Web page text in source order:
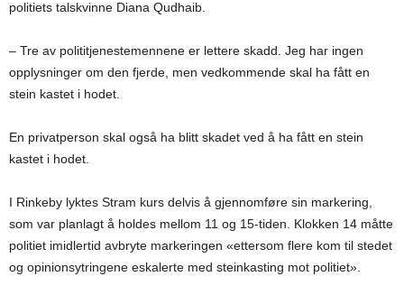
politiets talskvinne Diana Qudhaib.
– Tre av polititjenestemennene er lettere skadd. Jeg har ingen
opplysninger om den fjerde, men vedkommende skal ha fått en
stein kastet i hodet.
En privatperson skal også ha blitt skadet ved å ha fått en stein
kastet i hodet.
I Rinkeby lyktes Stram kurs delvis å gjennomføre sin markering,
som var planlagt å holdes mellom 11 og 15-tiden. Klokken 14 måtte
politiet imidlertid avbryte markeringen «ettersom flere kom til stedet
og opinionsytringene eskalerte med steinkasting mot politiet».